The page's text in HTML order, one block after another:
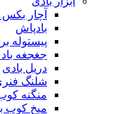
آچار بکس
بادپاش
پیستوله
جغجغه
دریل بادی
شلنگ
منگنه
میخ کوب